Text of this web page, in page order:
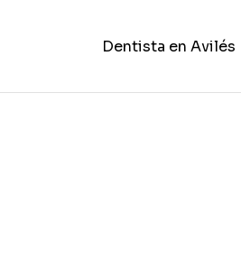
Dentista en Avilés